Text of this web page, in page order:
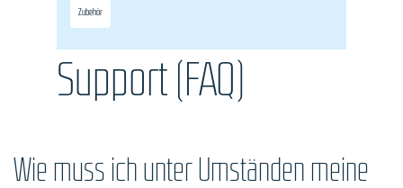
Zubehör
Support (FAQ)
Wie muss ich unter Umständen meine